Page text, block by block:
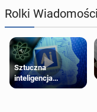
Rolki Wiadomości
Sztuczna
inteligencja
próbowała oszukać